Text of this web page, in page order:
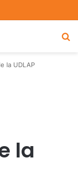
la UDLAP
la